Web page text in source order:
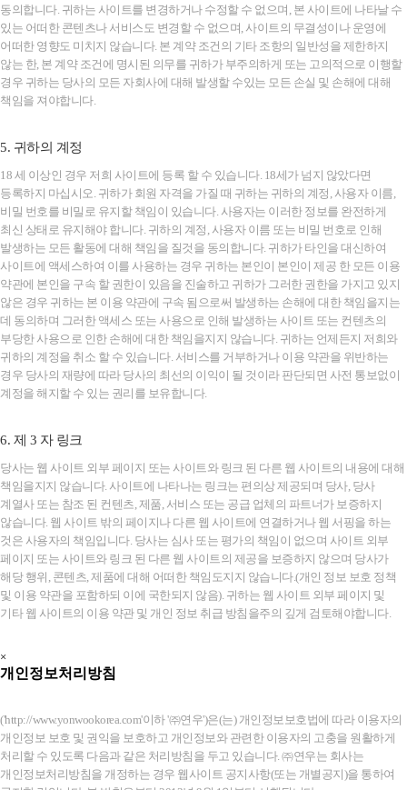
동의합니다. 귀하는 사이트를 변경하거나 수정할 수 없으며, 본 사이트에 나타날 수
있는 어떠한 콘텐츠나 서비스도 변경할 수 없으며, 사이트의 무결성이나 운영에
어떠한 영향도 미치지 않습니다. 본 계약 조건의 기타 조항의 일반성을 제한하지
않는 한, 본 계약 조건에 명시된 의무를 귀하가 부주의하게 또는 고의적으로 이행할
경우 귀하는 당사의 모든 자회사에 대해 발생할 수있는 모든 손실 및 손해에 대해
책임을 져야합니다.
5. 귀하의 계정
18 세 이상인 경우 저희 사이트에 등록 할 수 있습니다. 18세가 넘지 않았다면
등록하지 마십시오. 귀하가 회원 자격을 가질 때 귀하는 귀하의 계정, 사용자 이름,
비밀 번호를 비밀로 유지할 책임이 있습니다. 사용자는 이러한 정보를 완전하게
최신 상태로 유지해야 합니다. 귀하의 계정, 사용자 이름 또는 비밀 번호로 인해
발생하는 모든 활동에 대해 책임을 질것을 동의합니다. 귀하가 타인을 대신하여
사이트에 액세스하여 이를 사용하는 경우 귀하는 본인이 본인이 제공 한 모든 이용
약관에 본인을 구속 할 권한이 있음을 진술하고 귀하가 그러한 권한을 가지고 있지
않은 경우 귀하는 본 이용 약관에 구속 됨으로써 발생하는 손해에 대한 책임을지는
데 동의하며 그러한 액세스 또는 사용으로 인해 발생하는 사이트 또는 컨텐츠의
부당한 사용으로 인한 손해에 대한 책임을지지 않습니다. 귀하는 언제든지 저희와
귀하의 계정을 취소 할 수 있습니다. 서비스를 거부하거나 이용 약관을 위반하는
경우 당사의 재량에 따라 당사의 최선의 이익이 될 것이라 판단되면 사전 통보없이
계정을 해지할 수 있는 권리를 보유합니다.
6. 제 3 자 링크
당사는 웹 사이트 외부 페이지 또는 사이트와 링크 된 다른 웹 사이트의 내용에 대해
책임을지지 않습니다. 사이트에 나타나는 링크는 편의상 제공되며 당사, 당사
계열사 또는 참조 된 컨텐츠, 제품, 서비스 또는 공급 업체의 파트너가 보증하지
않습니다. 웹 사이트 밖의 페이지나 다른 웹 사이트에 연결하거나 웹 서핑을 하는
것은 사용자의 책임입니다. 당사는 심사 또는 평가의 책임이 없으며 사이트 외부
페이지 또는 사이트와 링크 된 다른 웹 사이트의 제공을 보증하지 않으며 당사가
해당 행위, 콘텐츠, 제품에 대해 어떠한 책임도지지 않습니다.(개인 정보 보호 정책
및 이용 약관을 포함하되 이에 국한되지 않음). 귀하는 웹 사이트 외부 페이지 및
기타 웹 사이트의 이용 약관 및 개인 정보 취급 방침을주의 깊게 검토해야합니다.
×
개인정보처리방침
('http://www.yonwookorea.com'이하 '㈜연우')은(는) 개인정보보호법에 따라 이용자의
개인정보 보호 및 권익을 보호하고 개인정보와 관련한 이용자의 고충을 원활하게
처리할 수 있도록 다음과 같은 처리방침을 두고 있습니다. ㈜연우는 회사는
개인정보처리방침을 개정하는 경우 웹사이트 공지사항(또는 개별공지)을 통하여